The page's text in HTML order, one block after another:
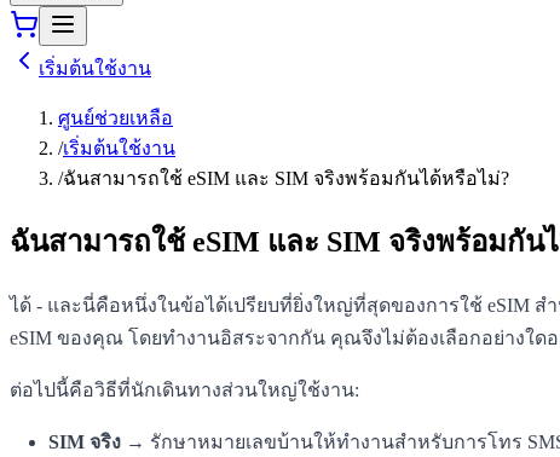
เริ่มต้นใช้งาน
ศูนย์ช่วยเหลือ
/เริ่มต้นใช้งาน
/ฉันสามารถใช้ eSIM และ SIM จริงพร้อมกันได้หรือไม่?
ฉันสามารถใช้ eSIM และ SIM จริงพร้อมกัน
ได้ - และนี่คือหนึ่งในข้อได้เปรียบที่ยิ่งใหญ่ที่สุดของการใช้ eSIM
eSIM ของคุณ โดยทำงานอิสระจากกัน คุณจึงไม่ต้องเลือกอย่างใด
ต่อไปนี้คือวิธีที่นักเดินทางส่วนใหญ่ใช้งาน:
SIM จริง → รักษาหมายเลขบ้านให้ทำงานสำหรับการโทร